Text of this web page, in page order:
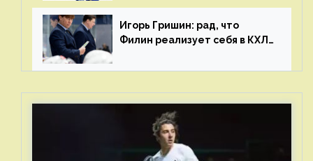
много
Игорь Гришин: рад, что
Филин реализует себя в КХЛ
стали загонять его в рамки